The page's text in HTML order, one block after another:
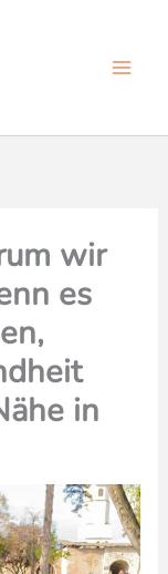
wir
es
in